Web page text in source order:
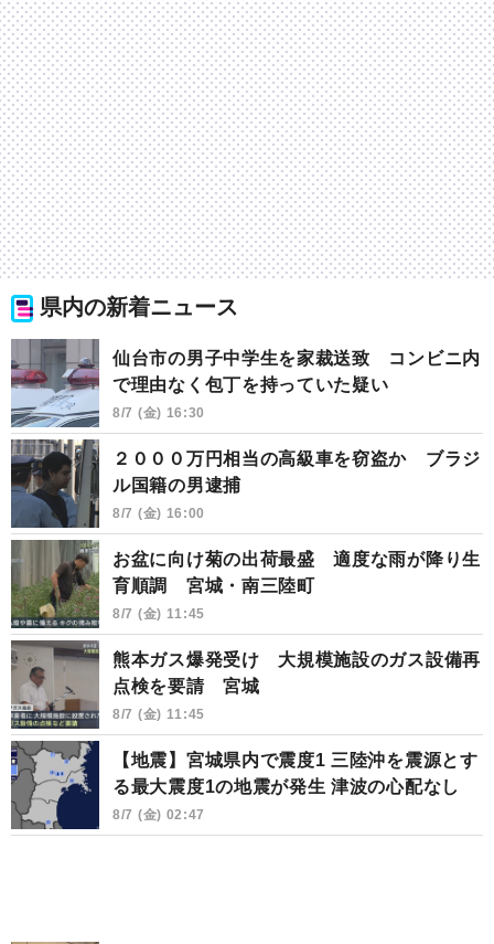
県内の新着ニュース
仙台市の男子中学生を家裁送致 コンビニ内
で理由なく包丁を持っていた疑い
8/7 (金) 16:30
２０００万円相当の高級車を窃盗か ブラジ
ル国籍の男逮捕
8/7 (金) 16:00
お盆に向け菊の出荷最盛 適度な雨が降り生
育順調 宮城・南三陸町
8/7 (金) 11:45
熊本ガス爆発受け 大規模施設のガス設備再
点検を要請 宮城
8/7 (金) 11:45
【地震】宮城県内で震度1 三陸沖を震源とす
る最大震度1の地震が発生 津波の心配なし
8/7 (金) 02:47